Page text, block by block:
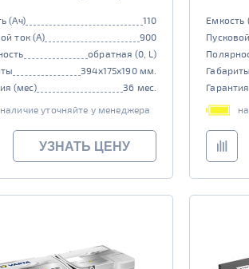
(Ач)
110
ток (А)
900
обратная (0, L)
394x175x190 мм.
(мес)
36 мес.
наличие уточняйте у менеджера
УЗНАТЬ ЦЕНУ
Емкость
Габариты